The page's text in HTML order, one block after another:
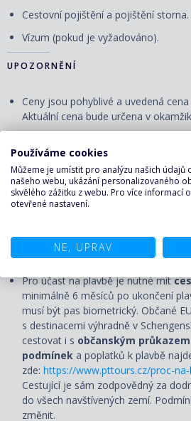
Cestovní pojištění a pojištění
Vízum (pokud je vyžadováno).
UPOZORNĚNÍ
Ceny jsou pohyblivé a uvedená
Aktuální cena bude určena v
před plánovaným odplutím,
check-in bude upřesněn s
do přístavu dostavit s dostatečným
vlastní letecké dopravy o den dříve.
klienta v případě technických či
Máte již členství u lodní
Pro účast na plavbě je nutné mít
minimálně 6 měsíců po ukončení
musí být pas biometrický. Občané
s destinacemi výhradně v
cestovat i s občanským průkazem
podmínek a poplatků k plavbě
zde: https://www.pttours.cz/proc-
Cestující je sám zodpovědný za
do všech navštívených zemí.
změnit.
Používáme cookies
Můžeme je umístit pro analýzu našich údajů
našeho webu, ukázání personalizovaného
skvělého zážitku z webu. Pro více informací
otevřené nastavení.
NE, UPRAV